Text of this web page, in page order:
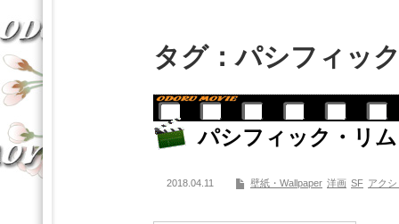
タグ：パシフィッ
パシフィック・リ
2018.04.11 壁紙・Wallpaper 洋画 SF アクシ